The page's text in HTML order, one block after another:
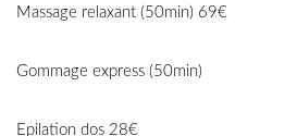
Massage relaxant (50min) 69€
Gommage express (50min)
Epilation dos 28€